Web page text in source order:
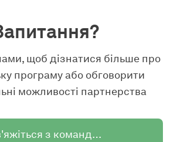
щоб дізнатися більше про
програму або обговорити
можливості партнерства
Зв'яжіться з командою AdGuard